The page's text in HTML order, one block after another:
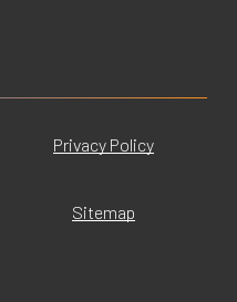
Privacy Policy
Sitemap